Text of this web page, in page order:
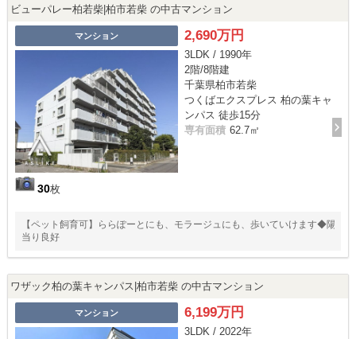
ビューパレー柏若柴|柏市若柴 の中古マンション
マンション
30枚
2,690万円
3LDK / 1990年
2階/8階建
千葉県柏市若柴
つくばエクスプレス 柏の葉キャ
ンパス 徒歩15分
専有面積 62.7㎡
【ペット飼育可】ららぽーとにも、モラージュにも、歩いていけます◆陽
当り良好
ワザック柏の葉キャンパス|柏市若柴 の中古マンション
マンション 6,199万円
3LDK / 2022年